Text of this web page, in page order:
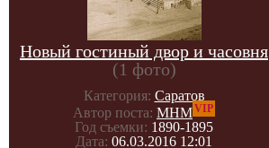
Новый гостиный двор и часовня
(1 фото)
Категория: Саратов
Автор поста: МНМVIP
Год съемки: 1890-1895
Дата: 06.03.2016 12:01